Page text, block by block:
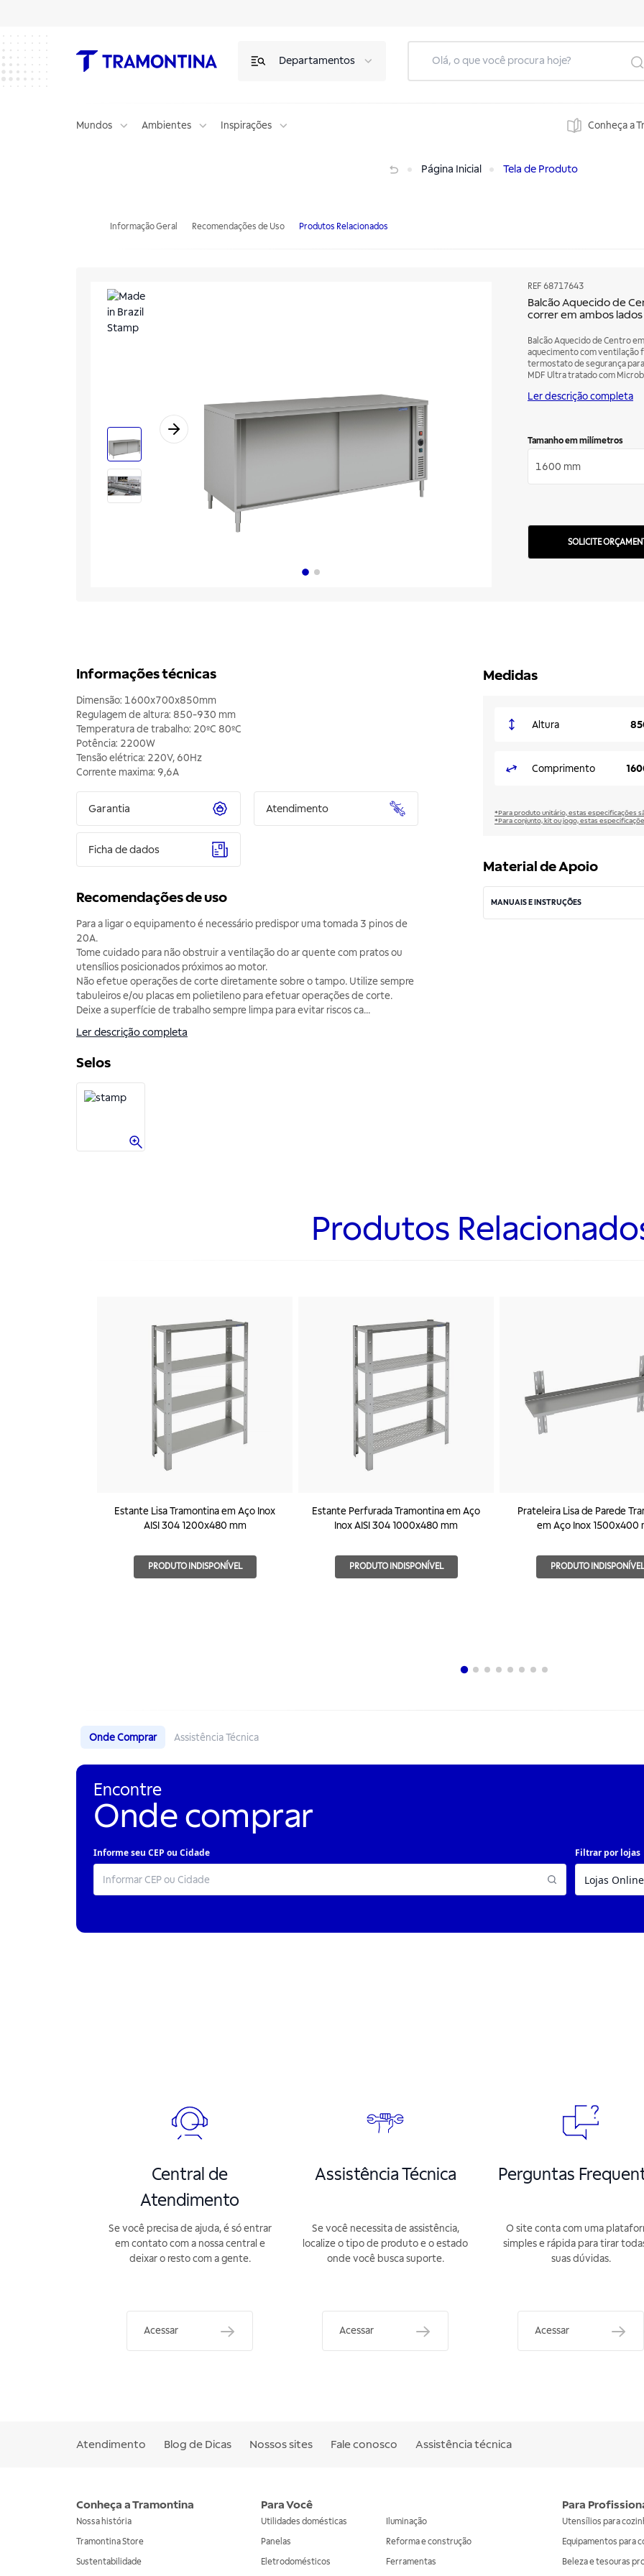
Departamentos
Mundos Ambientes Inspirações Conheça a
Página Inicial Tela de Produto
Informação Geral Recomendações de Uso Produtos Relacionados
REF 68717643
Balcão Aquecido de
correr em ambos
Balcão Aquecido de Centro
aquecimento com ventilação
termostato de segurança
MDF Ultra tratado com
Espessura do tampo de 38
altura. Pés em aço inox
Ler descrição completa
Tamanho em milímetros
1600 mm
SOLICITE
Informações técnicas
Dimensão: 1600x700x850mm
Regulagem de altura: 850-930 mm
Temperatura de trabalho: 20ºC 80ºC
Potência: 2200W
Tensão elétrica: 220V, 60Hz
Corrente maxima: 9,6A
Garantia Atendimento
Ficha de dados
Recomendações de uso
Para a ligar o equipamento é necessário predispor uma tomada 3 pinos de
20A.
Tome cuidado para não obstruir a ventilação do ar quente com pratos ou
utensílios posicionados próximos ao motor.
Não efetue operações de corte diretamente sobre o tampo. Utilize sempre
tabuleiros e/ou placas em polietileno para efetuar operações de corte.
Deixe a superfície de trabalho sempre limpa para evitar riscos ca...
Ler descrição completa
Selos
Medidas
Altura
Comprimento
*Para produto unitário, estas especificações
*Para conjunto, kit ou jogo, estas
Material de Apoio
MANUAIS E INSTRUÇÕES
Produtos
Estante Lisa Tramontina em Aço Inox
AISI 304 1200x480 mm
PRODUTO INDISPONÍVEL
Estante Perfurada Tramontina em Aço
Inox AISI 304 1000x480 mm
PRODUTO INDISPONÍVEL
Prateleira Lisa de Parede
em Aço Inox 1500x400
PRODUTO INDISPONÍVEL
Onde Comprar Assistência Técnica
Encontre
Onde comprar
Informe seu CEP ou Cidade Filtrar por lojas
Central de
Atendimento
Se você precisa de ajuda, é só entrar
em contato com a nossa central e
deixar o resto com a gente.
Acessar
Assistência Técnica
Se você necessita de assistência,
localize o tipo de produto e o estado
onde você busca suporte.
Acessar
Perguntas
O site conta com uma
simples e rápida para tirar
suas dúvidas.
Acessar
Atendimento Blog de Dicas Nossos sites Fale conosco Assistência técnica
Conheça a Tramontina
Nossa história
Tramontina Store
Sustentabilidade
Para Você
Utilidades domésticas
Panelas
Eletrodomésticos
Iluminação
Reforma e construção
Ferramentas
Para
Utensílios para
Equipamentos para
Beleza e tesouras